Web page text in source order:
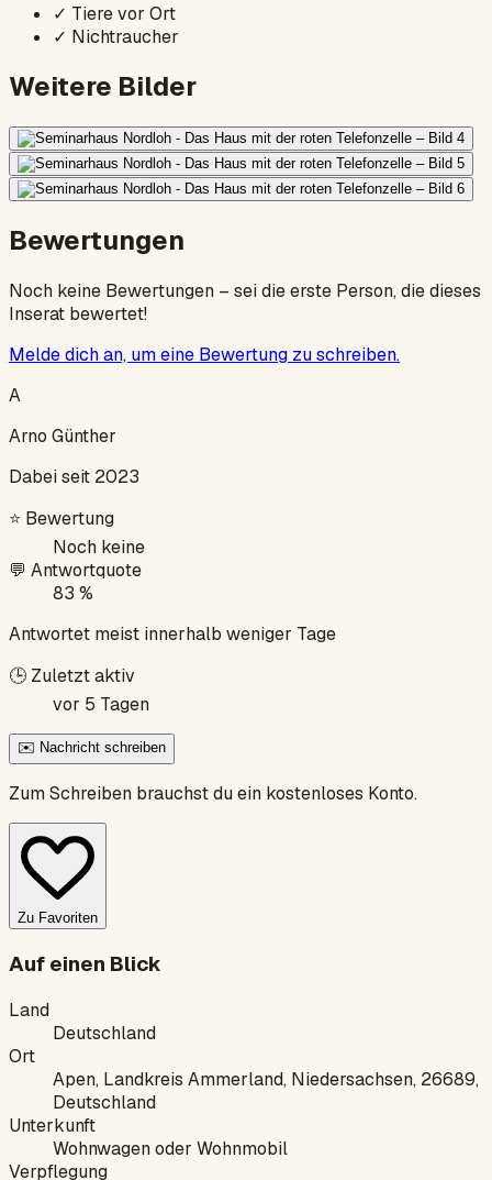
✓ Tiere vor Ort
✓ Nichtraucher
Weitere Bilder
Bewertungen
Noch keine Bewertungen – sei die erste Person, die dieses
Inserat bewertet!
Melde dich an, um eine Bewertung zu schreiben.
A
Arno Günther
Dabei seit 2023
⭐ Bewertung
Noch keine
💬 Antwortquote
83 %
Antwortet meist innerhalb weniger Tage
🕒 Zuletzt aktiv
vor 5 Tagen
✉️ Nachricht schreiben
Zum Schreiben brauchst du ein kostenloses Konto.
Zu Favoriten
Auf einen Blick
Land
Deutschland
Ort
Apen, Landkreis Ammerland, Niedersachsen, 26689,
Deutschland
Unterkunft
Wohnwagen oder Wohnmobil
Verpflegung